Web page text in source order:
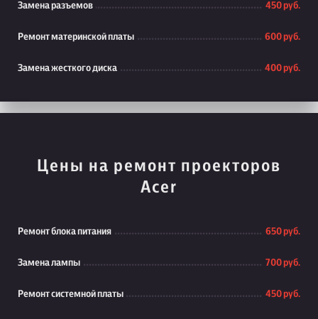
Замена разъемов 450 руб.
Ремонт материнской платы 600 руб.
Замена жесткого диска 400 руб.
Цены на ремонт проекторов
Acer
Ремонт блока питания 650 руб.
Замена лампы 700 руб.
Ремонт системной платы 450 руб.